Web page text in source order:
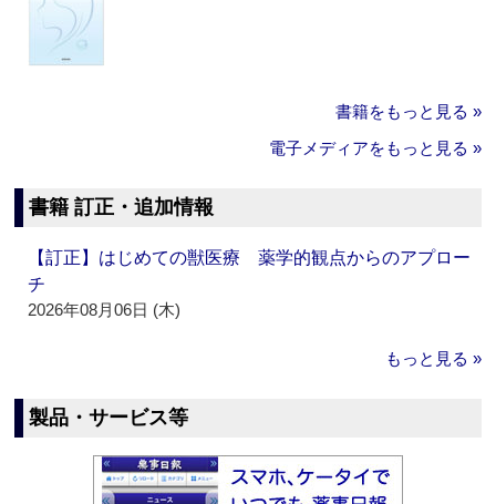
書籍をもっと見る »
電子メディアをもっと見る »
書籍 訂正・追加情報
【訂正】はじめての獣医療 薬学的観点からのアプロー
チ
2026年08月06日 (木)
もっと見る »
製品・サービス等